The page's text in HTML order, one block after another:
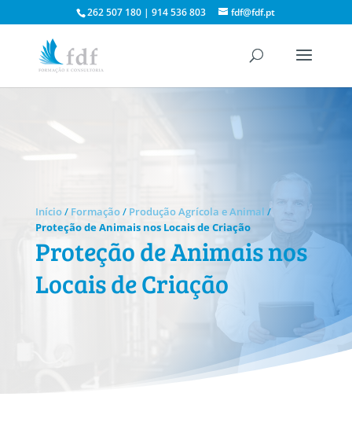
262 507 180 | 914 536 803 fdf@fdf.pt
Início/ Formação/ Produção Agrícola e Animal /
Proteção de Animais nos Locais de Criação
Proteção de Animais nos
Locais de Criação